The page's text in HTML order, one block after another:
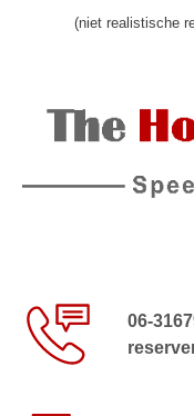
(niet realistische
06-